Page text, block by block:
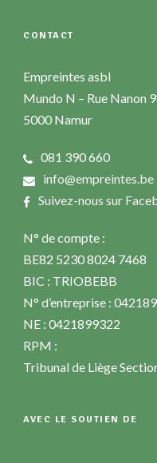
CONTACT
Empreintes asbl
Mundo N – Rue Nanon
5000 Namur
081 390 660
info@empreintes.be
Suivez-nous sur
N° de compte :
BE82 5230 8024 7468
BIC : TRIOBEBB
N° d’entreprise :
NE : 0421899322
RPM :
Tribunal de Liège
AVEC LE SOUTIEN DE